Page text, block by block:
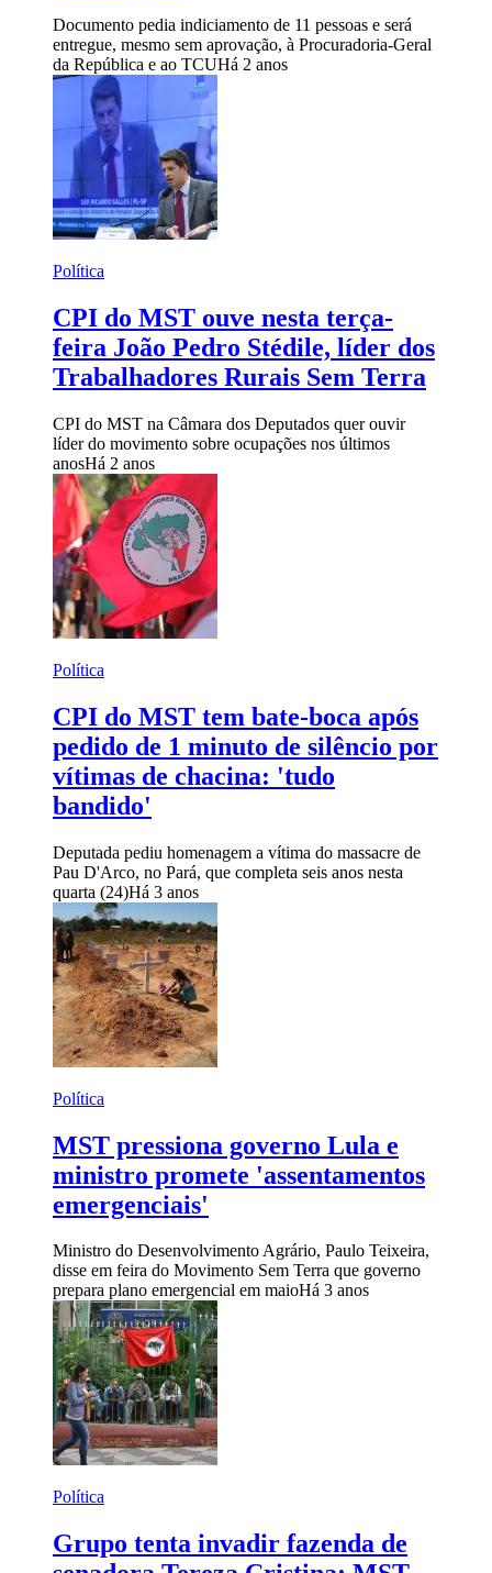
Documento pedia indiciamento de 11 pessoas e será
entregue, mesmo sem aprovação, à Procuradoria-Geral
da República e ao TCUHá 2 anos
Política
CPI do MST ouve nesta terça-
feira João Pedro Stédile, líder dos
Trabalhadores Rurais Sem Terra
CPI do MST na Câmara dos Deputados quer ouvir
líder do movimento sobre ocupações nos últimos
anosHá 2 anos
Política
CPI do MST tem bate-boca após
pedido de 1 minuto de silêncio por
vítimas de chacina: 'tudo
bandido'
Deputada pediu homenagem a vítima do massacre de
Pau D'Arco, no Pará, que completa seis anos nesta
quarta (24)Há 3 anos
Política
MST pressiona governo Lula e
ministro promete 'assentamentos
emergenciais'
Ministro do Desenvolvimento Agrário, Paulo Teixeira,
disse em feira do Movimento Sem Terra que governo
prepara plano emergencial em maioHá 3 anos
Política
Grupo tenta invadir fazenda de